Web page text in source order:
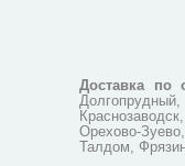
Доставка по
Орехово-
Талдом,